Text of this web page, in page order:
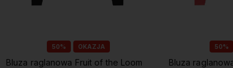
50% OKAZJA
Bluza raglanowa Fruit of the Loom
50%
Bluza